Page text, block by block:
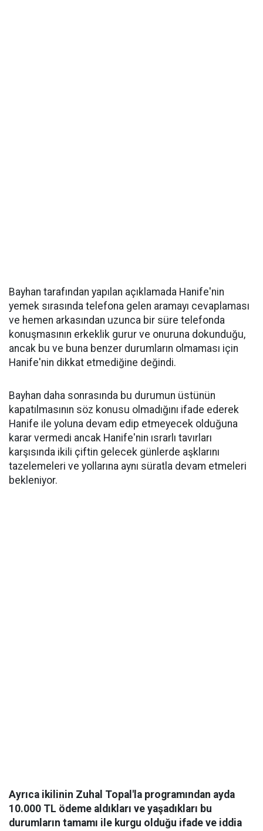
Bayhan tarafından yapılan açıklamada Hanife'nin
yemek sırasında telefona gelen aramayı cevaplaması
ve hemen arkasından uzunca bir süre telefonda
konuşmasının erkeklik gurur ve onuruna dokunduğu,
ancak bu ve buna benzer durumların olmaması için
Hanife'nin dikkat etmediğine değindi.
Bayhan daha sonrasında bu durumun üstünün
kapatılmasının söz konusu olmadığını ifade ederek
Hanife ile yoluna devam edip etmeyecek olduğuna
karar vermedi ancak Hanife'nin ısrarlı tavırları
karşısında ikili çiftin gelecek günlerde aşklarını
tazelemeleri ve yollarına aynı süratla devam etmeleri
bekleniyor.
Ayrıca ikilinin Zuhal Topal'la programından ayda
10.000 TL ödeme aldıkları ve yaşadıkları bu
durumların tamamı ile kurgu olduğu ifade ve iddia